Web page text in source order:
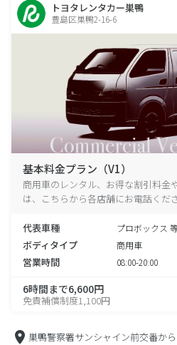
トヨタレンタカー巣鴨
豊島区巣鴨2-16-6
基本料金プラン（V1）
商用車のレンタル、お得な割引料金
は、こちらから各店舗にお電話くださ
代表車種 プロボックス
ボディタイプ 商用車
営業時間 08:00-20:00
6時間まで6,600円
免責補償制度1,100円
巣鴨警察署サンシャイン前交番から